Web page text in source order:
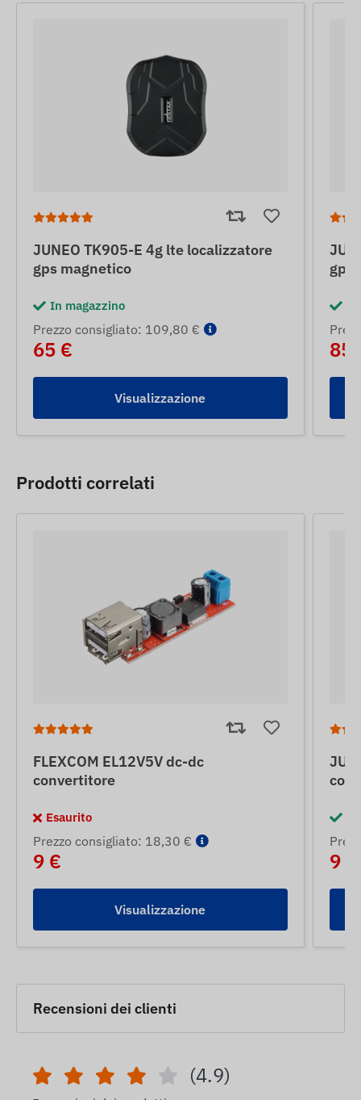
JUNEO TK905-E 4g lte localizzatore
gps magnetico
In magazzino
Prezzo consigliato: 109,80 €
65 €
Visualizzazione
gps
85
Prodotti correlati
FLEXCOM EL12V5V dc-dc
convertitore
Esaurito
Prezzo consigliato: 18,30 €
9 €
Visualizzazione
9 €
Recensioni dei clienti
(4.9)